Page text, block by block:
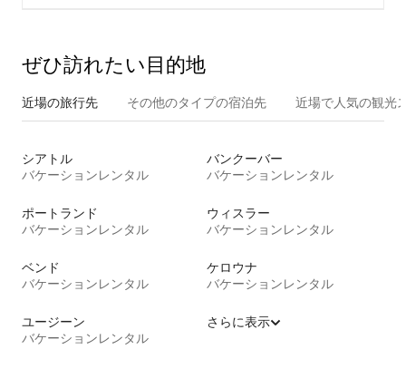
ぜひ訪⁠れ⁠た⁠い目⁠的⁠地
近場の旅行先 その他のタ⁠イ⁠プ⁠の宿⁠泊⁠先 近場で人気の観光
シアトル
バケーションレンタル
バンクーバー
バケーションレンタル
ポートランド
バケーションレンタル
ウィスラー
バケーションレンタル
ベンド
バケーションレンタル
ケロウナ
バケーションレンタル
ユージーン
バケーションレンタル
さらに表示